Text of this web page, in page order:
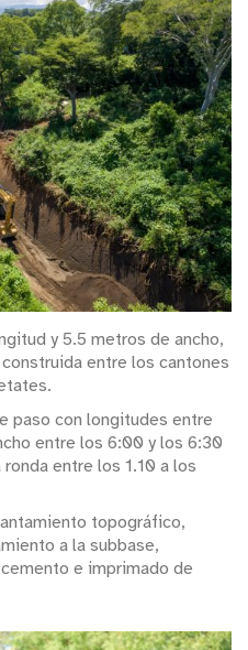
y 5.5 metros de ancho,
entre los cantones
paso con longitudes entre
entre los 6:00 y los 6:30
entre los 1.10 a los
topográfico,
a la subbase,
e imprimado de